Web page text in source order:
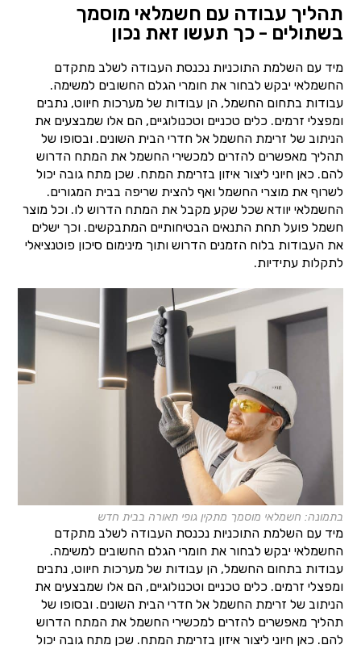
תהליך עבודה עם חשמלאי מוסמך
בשתולים - כך תעשו זאת נכון
מיד עם השלמת התוכניות נכנסת העבודה לשלב מתקדם
החשמלאי יבקש לבחור את חומרי הגלם החשובים למשימה.
עבודות בתחום החשמל, הן עבודות של מערכות חיווט, נתבים
ומפצלי זרמים. כלים טכניים וטכנולוגיים, הם אלו שמבצעים את
הניתוב של זרימת החשמל אל חדרי הבית השונים. ובסופו של
תהליך מאפשרים להזרים למכשירי החשמל את המתח הדרוש
להם. כאן חיוני ליצור איזון בזרימת המתח. שכן מתח גובה יכול
לשרוף את מוצרי החשמל ואף להצית שריפה בבית המגורים.
החשמלאי יוודא שכל שקע מקבל את המתח הדרוש לו. וכל מוצר
חשמל פועל תחת התנאים הבטיחותיים המתבקשים. וכך ישלים
את העבודות בלוח הזמנים הדרוש ותוך מינימום סיכון פוטנציאלי
לתקלות עתידיות.
בתמונה: חשמלאי מוסמך מתקין גופי תאורה בבית חדש
מיד עם השלמת התוכניות נכנסת העבודה לשלב מתקדם
החשמלאי יבקש לבחור את חומרי הגלם החשובים למשימה.
עבודות בתחום החשמל, הן עבודות של מערכות חיווט, נתבים
ומפצלי זרמים. כלים טכניים וטכנולוגיים, הם אלו שמבצעים את
הניתוב של זרימת החשמל אל חדרי הבית השונים. ובסופו של
תהליך מאפשרים להזרים למכשירי החשמל את המתח הדרוש
להם. כאן חיוני ליצור איזון בזרימת המתח. שכן מתח גובה יכול